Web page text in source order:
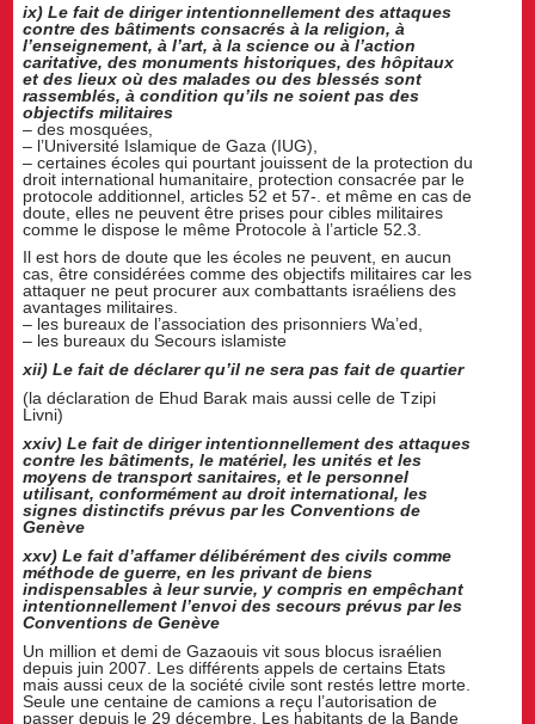
ix) Le fait de diriger intentionnellement des attaques
contre des bâtiments consacrés à la religion, à
l’enseignement, à l’art, à la science ou à l’action
caritative, des monuments historiques, des hôpitaux
et des lieux où des malades ou des blessés sont
rassemblés, à condition qu’ils ne soient pas des
objectifs militaires
– des mosquées,
– l’Université Islamique de Gaza (IUG),
– certaines écoles qui pourtant jouissent de la protection du
droit international humanitaire, protection consacrée par le
protocole additionnel, articles 52 et 57-. et même en cas de
doute, elles ne peuvent être prises pour cibles militaires
comme le dispose le même Protocole à l’article 52.3.
Il est hors de doute que les écoles ne peuvent, en aucun
cas, être considérées comme des objectifs militaires car les
attaquer ne peut procurer aux combattants israéliens des
avantages militaires.
– les bureaux de l’association des prisonniers Wa’ed,
– les bureaux du Secours islamiste
xii) Le fait de déclarer qu’il ne sera pas fait de quartier
(la déclaration de Ehud Barak mais aussi celle de Tzipi
Livni)
xxiv) Le fait de diriger intentionnellement des attaques
contre les bâtiments, le matériel, les unités et les
moyens de transport sanitaires, et le personnel
utilisant, conformément au droit international, les
signes distinctifs prévus par les Conventions de
Genève
xxv) Le fait d’affamer délibérément des civils comme
méthode de guerre, en les privant de biens
indispensables à leur survie, y compris en empêchant
intentionnellement l’envoi des secours prévus par les
Conventions de Genève
Un million et demi de Gazaouis vit sous blocus israélien
depuis juin 2007. Les différents appels de certains Etats
mais aussi ceux de la société civile sont restés lettre morte.
Seule une centaine de camions a reçu l’autorisation de
passer depuis le 29 décembre. Les habitants de la Bande